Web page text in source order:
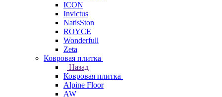
ICON
Invictus
NatisSton
ROYCE
Wonderfull
Zeta
Ковровая плитка
Назад
Ковровая плитка
Alpine Floor
AW